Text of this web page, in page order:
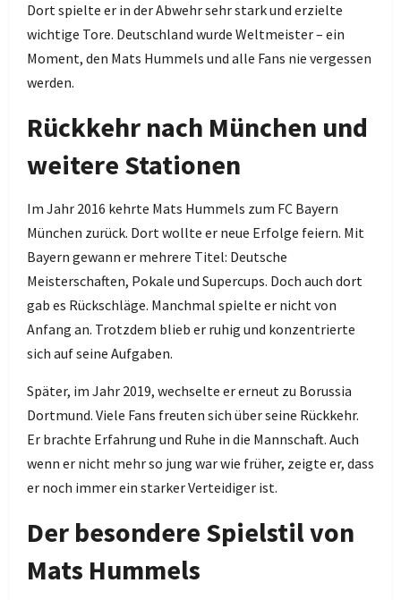
Dort spielte er in der Abwehr sehr stark und erzielte
wichtige Tore. Deutschland wurde Weltmeister – ein
Moment, den Mats Hummels und alle Fans nie vergessen
werden.
Rückkehr nach München und
weitere Stationen
Im Jahr 2016 kehrte Mats Hummels zum FC Bayern
München zurück. Dort wollte er neue Erfolge feiern. Mit
Bayern gewann er mehrere Titel: Deutsche
Meisterschaften, Pokale und Supercups. Doch auch dort
gab es Rückschläge. Manchmal spielte er nicht von
Anfang an. Trotzdem blieb er ruhig und konzentrierte
sich auf seine Aufgaben.
Später, im Jahr 2019, wechselte er erneut zu Borussia
Dortmund. Viele Fans freuten sich über seine Rückkehr.
Er brachte Erfahrung und Ruhe in die Mannschaft. Auch
wenn er nicht mehr so jung war wie früher, zeigte er, dass
er noch immer ein starker Verteidiger ist.
Der besondere Spielstil von
Mats Hummels